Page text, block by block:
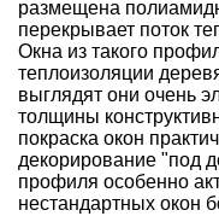
размещена
перекрывает поток
Окна из такого
теплоизоляции
выглядят они очень
толщины
покраска окон
декорирование "под
профиля особенно
нестандартных окон